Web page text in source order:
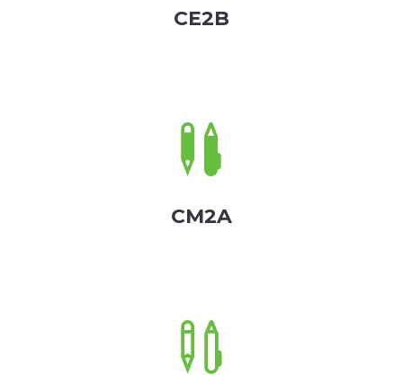
CE2B

CM2A
